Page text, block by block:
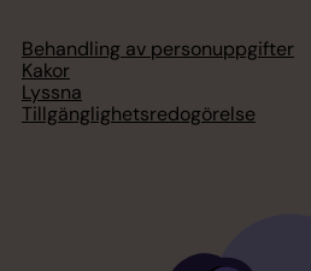
Behandling av personuppgifter
Kakor
Lyssna
Tillgänglighetsredogörelse